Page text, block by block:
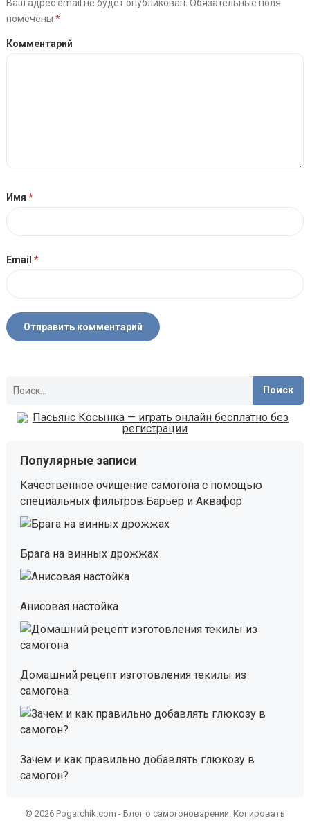
Ваш адрес email не будет опубликован. Обязательные поля
помечены *
Комментарий
Имя *
Email *
Популярные записи
Качественное очищение самогона с помощью
специальных фильтров Барьер и Аквафор
Брага на винных дрожжах
Анисовая настойка
Домашний рецепт изготовления текилы из
самогона
Зачем и как правильно добавлять глюкозу в
самогон?
© 2026 Pogarchik.com - Блог о самогоноварении. Копировать